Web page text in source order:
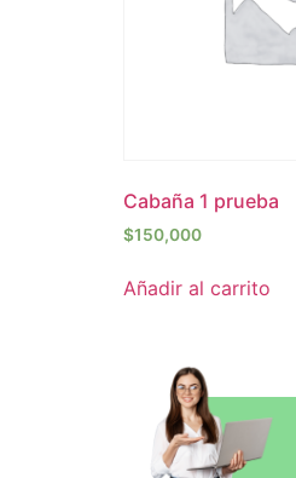
Cabaña 1 prueba
$150,000
Añadir al carrito